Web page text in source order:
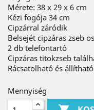
Mérete: 38 x 29 x 6 cm
Kézi fogója 34 cm
Cipzárral záródik
Belsejét cipzáras zseb
2 db telefontartó
Cipzáras titokzseb
Rácsatolható és
Mennyiség